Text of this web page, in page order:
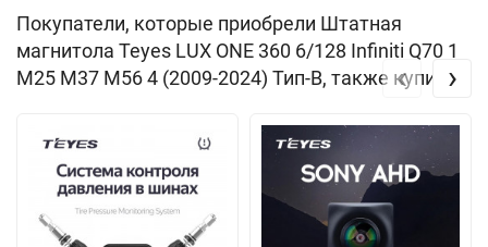
Покупатели, которые приобрели Штатная
магнитола Teyes LUX ONE 360 6/128 Infiniti Q70 1
M25 M37 M56 4 (2009-2024) Тип-B, также купили
‹ ›